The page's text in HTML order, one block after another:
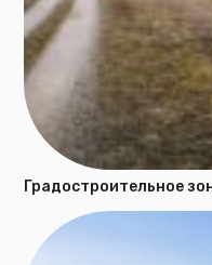
Градостроительное